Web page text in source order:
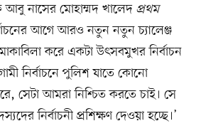
আবু নাসের মোহাম্মদ খালেদ প্রথম
আগে আরও নতুন নতুন চ্যালেঞ্জ
করে একটা উৎসবমুখর নির্বাচন
নির্বাচনে পুলিশ যাতে কোনো
সেটা আমরা নিশ্চিত করতে চাই। সে
নির্বাচনী প্রশিক্ষণ দেওয়া হচ্ছে।’